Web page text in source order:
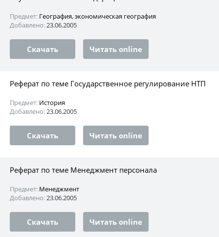
Предмет: География, экономическая география
Добавлено:23.06.2005
Скачать Читать online
Реферат по теме Государственное регулирование НТП
Предмет: История
Добавлено:23.06.2005
Скачать Читать online
Реферат по теме Менеджмент персонала
Предмет: Менеджмент
Добавлено:23.06.2005
Скачать Читать online